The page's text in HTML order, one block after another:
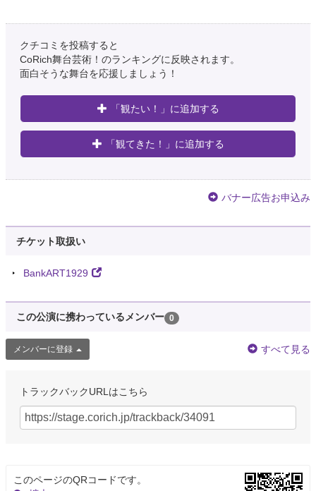
クチコミを投稿すると
CoRich舞台芸術！のランキングに反映されます。
面白そうな舞台を応援しましょう！
「観たい！」に追加する
「観てきた！」に追加する
バナー広告お申込み
チケット取扱い
BankART1929
この公演に携わっているメンバー 0
メンバーに登録 すべて見る
トラックバックURLはこちら
このページのQRコードです。